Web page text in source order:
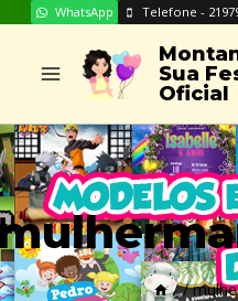
Skip
content
WhatsApp Telefone -
Sua
Oficial
/ /